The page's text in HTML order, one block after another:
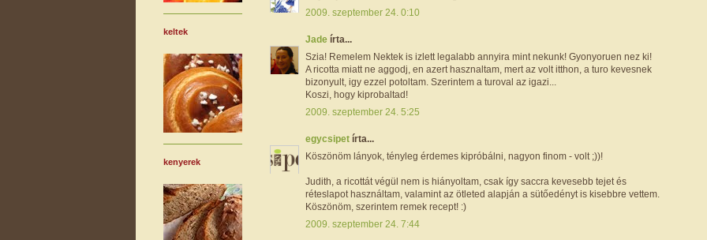
2009. szeptember 24. 0:10
Jade írta...
Szia! Remelem Nektek is izlett legalabb annyira mint nekunk! Gyonyoruen nez ki!
A ricotta miatt ne aggodj, en azert hasznaltam, mert az volt itthon, a turo kevesnek
bizonyult, igy ezzel potoltam. Szerintem a turoval az igazi...
Koszi, hogy kiprobaltad!
2009. szeptember 24. 5:25
egycsipet írta...
Köszönöm lányok, tényleg érdemes kipróbálni, nagyon finom - volt ;))!
Judith, a ricottát végül nem is hiányoltam, csak így saccra kevesebb tejet és
réteslapot használtam, valamint az ötleted alapján a sütőedényt is kisebbre vettem.
Köszönöm, szerintem remek recept! :)
2009. szeptember 24. 7:44
keltek
kenyerek